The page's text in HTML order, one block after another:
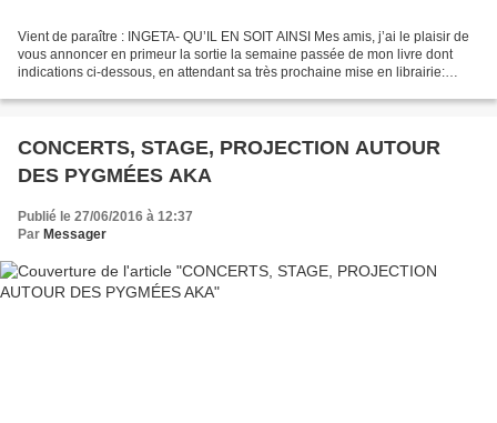
Vient de paraître : INGETA- QU’IL EN SOIT AINSI Mes amis, j’ai le plaisir de
vous annoncer en primeur la sortie la semaine passée de mon livre dont
indications ci-dessous, en attendant sa très prochaine mise en librairie:
CONCERTS, STAGE, PROJECTION AUTOUR
DES PYGMÉES AKA
Publié le 27/06/2016 à 12:37
Par Messager